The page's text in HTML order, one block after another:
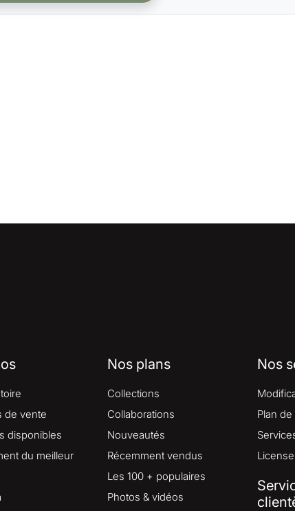
de vente
disponibles
du meilleur
Nos plans
Collections
Collaborations
Nouveautés
Récemment vendus
Les 100 + populaires
Photos & vidéos
Nos
Plan